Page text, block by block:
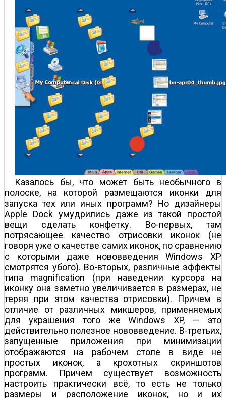
Казалось бы, что может быть необычного в
полоске, на которой размещаются иконки для
запуска тех или иных программ? Но дизайнеры
Apple Dock умудрились даже из такой простой
вещи сделать конфетку. Во-первых, там
потрясающее качество отрисовки иконок (не
говоря уже о качестве самих иконок, по сравнению
с которыми даже нововведения Windows XP
смотрятся убого). Во-вторых, различные эффекты
типа magnification (при наведении курсора на
иконку она заметно увеличивается в размерах, не
теряя при этом качества отрисовки). Причем в
отличие от различных микшеров, применяемых
для украшения того же Windows XP, — это
действительно полезное нововведение. В-третьих,
запущенные приложения при минимизации
отображаются на рабочем столе в виде не
простых иконок, а крохотных скриншотов
программ. Причем существует возможность
настроить практически всё, то есть не только
размеры и расположение иконок, но и их